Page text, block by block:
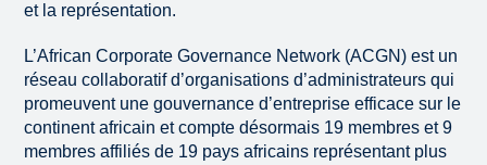
et la représentation.
L’African Corporate Governance Network (ACGN) est un
réseau collaboratif d’organisations d’administrateurs qui
promeuvent une gouvernance d’entreprise efficace sur le
continent africain et compte désormais 19 membres et 9
membres affiliés de 19 pays africains représentant plus